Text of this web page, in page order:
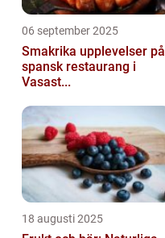
06 september 2025
Smakrika upplevelser på
spansk restaurang i
Vasast...
18 augusti 2025